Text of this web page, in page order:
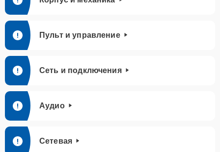
Пульт и управление
Сеть и подключения
Аудио
Сетевая